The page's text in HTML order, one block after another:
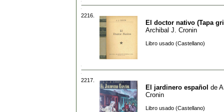
2216.
El doctor nativo (Tapa
Archibal J. Cronin
Libro usado (Castellano)
2217.
El jardinero español de
Cronin
Libro usado (Castellano)